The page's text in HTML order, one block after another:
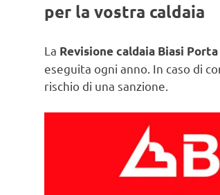
per la vostra caldaia
La Revisione caldaia Biasi
eseguita ogni anno. In caso di
rischio di una sanzione.